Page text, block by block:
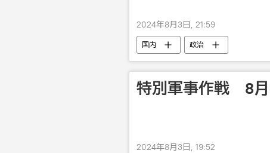
2024年8月3日, 21:59
国内 政治
特別軍事作戦 8
2024年8月3日, 19:52